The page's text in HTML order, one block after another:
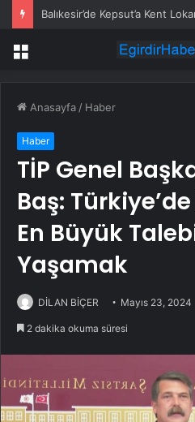
Balıkesir’de Kepsut’a Kent
Menü
Anasayfa / Haber
Haber
TİP Genel
Baş:
En Büyük
Yaşamak
DİLAN BİÇER Mayıs 23, 2024
2 dakika okuma süresi